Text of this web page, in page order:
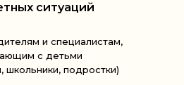
ситуаций
и специалистам,
с детьми
школьники, подростки)